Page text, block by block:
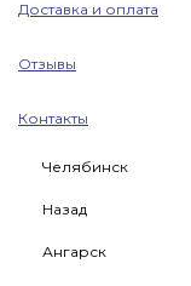
Доставка и оплата
Отзывы
Контакты
Челябинск
Назад
Ангарск